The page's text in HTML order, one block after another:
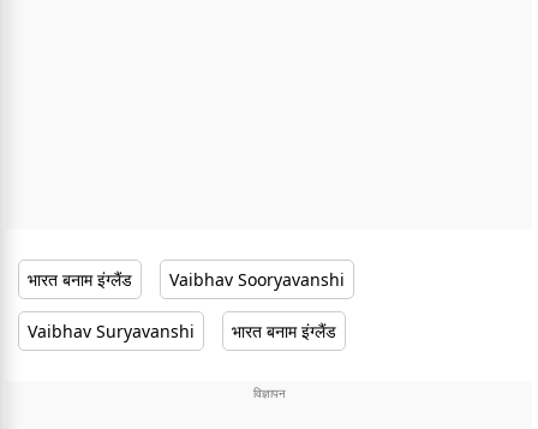
भारत बनाम इंग्लैंड Vaibhav Sooryavanshi
Vaibhav Suryavanshi भारत बनाम इंग्लैंड